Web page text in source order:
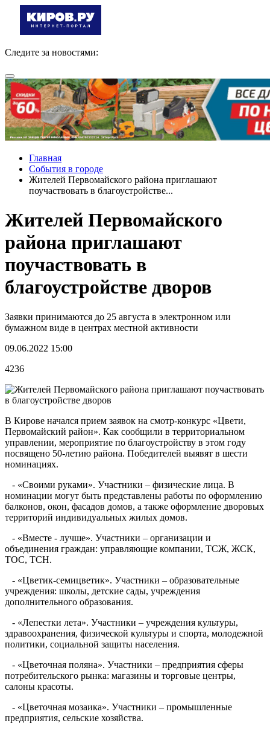
Следите за новостями:
Главная
События в городе
Жителей Первомайского района приглашают
поучаствовать в благоустройстве...
Жителей Первомайского
района приглашают
поучаствовать в
благоустройстве дворов
Заявки принимаются до 25 августа в электронном или
бумажном виде в центрах местной активности
09.06.2022 15:00
4236
В Кирове начался прием заявок на смотр-конкурс «Цвети,
Первомайский район». Как сообщили в территориальном
управлении, мероприятие по благоустройству в этом году
посвящено 50-летию района. Победителей выявят в шести
номинациях.
- «Своими руками». Участники – физические лица. В
номинации могут быть представлены работы по оформлению
балконов, окон, фасадов домов, а также оформление дворовых
территорий индивидуальных жилых домов.
- «Вместе - лучше». Участники – организации и
объединения граждан: управляющие компании, ТСЖ, ЖСК,
ТОС, ТСН.
- «Цветик-семицветик». Участники – образовательные
учреждения: школы, детские сады, учреждения
дополнительного образования.
- «Лепестки лета». Участники – учреждения культуры,
здравоохранения, физической культуры и спорта, молодежной
политики, социальной защиты населения.
- «Цветочная поляна». Участники – предприятия сферы
потребительского рынка: магазины и торговые центры,
салоны красоты.
- «Цветочная мозаика». Участники – промышленные
предприятия, сельские хозяйства.